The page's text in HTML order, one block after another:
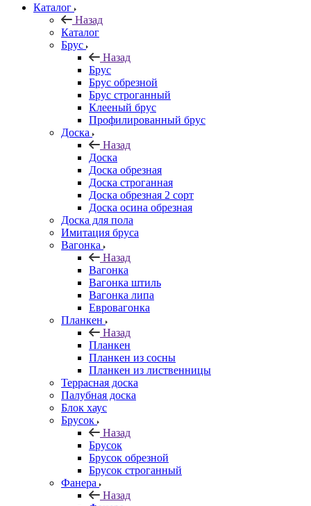
Каталог
Назад
Каталог
Брус
Назад
Брус
Брус обрезной
Брус строганный
Клееный брус
Профилированный брус
Доска
Назад
Доска
Доска обрезная
Доска строганная
Доска обрезная 2 сорт
Доска осина обрезная
Доска для пола
Имитация бруса
Вагонка
Назад
Вагонка
Вагонка штиль
Вагонка липа
Евровагонка
Планкен
Назад
Планкен
Планкен из сосны
Планкен из лиственницы
Террасная доска
Палубная доска
Блок хаус
Брусок
Назад
Брусок
Брусок обрезной
Брусок строганный
Фанера
Назад